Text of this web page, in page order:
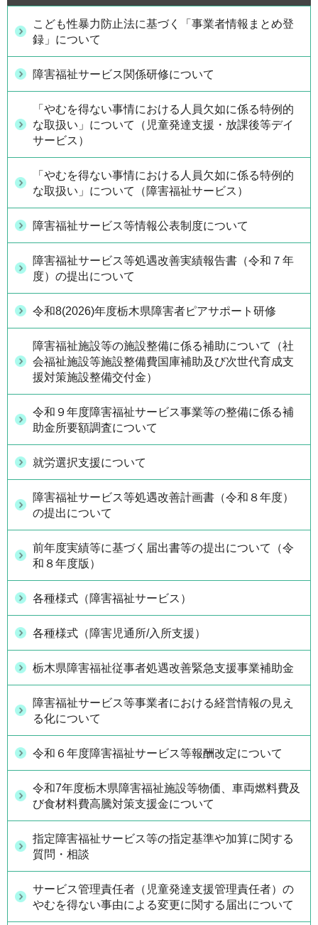
こども性暴力防止法に基づく「事業者情報まとめ登
録」について
障害福祉サービス関係研修について
「やむを得ない事情における人員欠如に係る特例的
な取扱い」について（児童発達支援・放課後等デイ
サービス）
「やむを得ない事情における人員欠如に係る特例的
な取扱い」について（障害福祉サービス）
障害福祉サービス等情報公表制度について
障害福祉サービス等処遇改善実績報告書（令和７年
度）の提出について
令和8(2026)年度栃木県障害者ピアサポート研修
障害福祉施設等の施設整備に係る補助について（社
会福祉施設等施設整備費国庫補助及び次世代育成支
援対策施設整備交付金）
令和９年度障害福祉サービス事業等の整備に係る補
助金所要額調査について
就労選択支援について
障害福祉サービス等処遇改善計画書（令和８年度）
の提出について
前年度実績等に基づく届出書等の提出について（令
和８年度版）
各種様式（障害福祉サービス）
各種様式（障害児通所/入所支援）
栃木県障害福祉従事者処遇改善緊急支援事業補助金
障害福祉サービス等事業者における経営情報の見え
る化について
令和６年度障害福祉サービス等報酬改定について
令和7年度栃木県障害福祉施設等物価、車両燃料費及
び食材料費高騰対策支援金について
指定障害福祉サービス等の指定基準や加算に関する
質問・相談
サービス管理責任者（児童発達支援管理責任者）の
やむを得ない事由による変更に関する届出について